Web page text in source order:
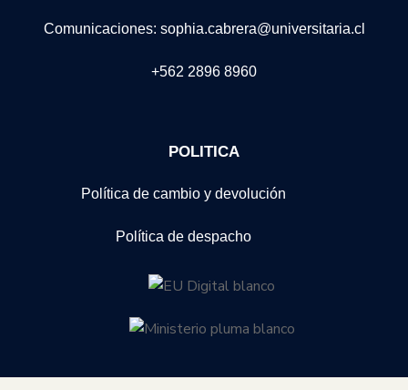
Comunicaciones: sophia.cabrera@universitaria.cl
+562 2896 8960
POLITICA
Política de cambio y devolución
Política de despacho